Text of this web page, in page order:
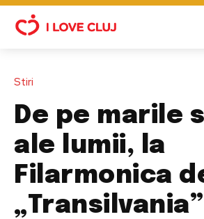
Stiri
De pe marile
ale lumii, la
Filarmonica
„Transilvania”